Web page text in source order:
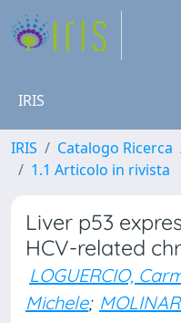
IRIS
IRIS Catalogo Ricerca
1.1 Articolo in rivista
Liver p53
HCV-related
LOGUERCIO,
Michele;